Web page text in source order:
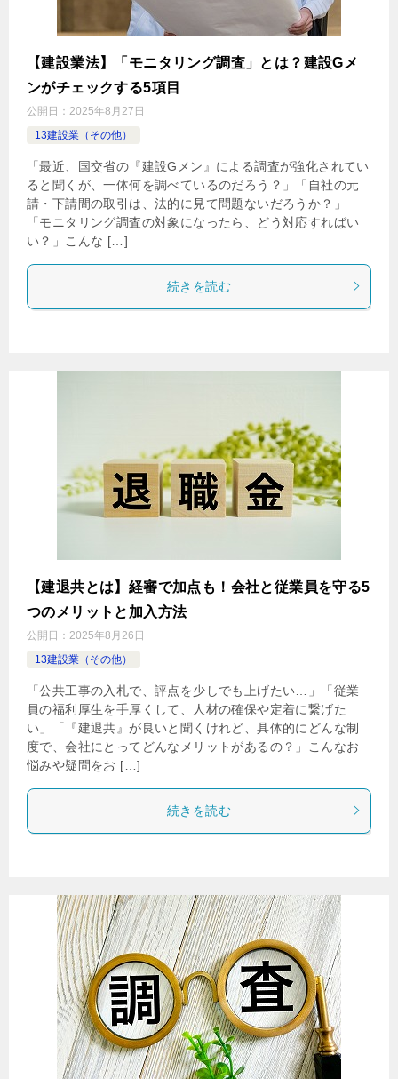
【建設業法】「モニタリング調査」とは？建設Gメ
ンがチェックする5項目
公開日： 2025年8月27日
13建設業（その他）
「最近、国交省の『建設Gメン』による調査が強化されてい
ると聞くが、一体何を調べているのだろう？」「自社の元
請・下請間の取引は、法的に見て問題ないだろうか？」
「モニタリング調査の対象になったら、どう対応すればい
い？」こんな […]
続きを読む
【建退共とは】経審で加点も！会社と従業員を守る5
つのメリットと加入方法
公開日： 2025年8月26日
13建設業（その他）
「公共工事の入札で、評点を少しでも上げたい…」「従業
員の福利厚生を手厚くして、人材の確保や定着に繋げた
い」「『建退共』が良いと聞くけれど、具体的にどんな制
度で、会社にとってどんなメリットがあるの？」こんなお
悩みや疑問をお […]
続きを読む